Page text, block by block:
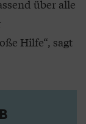
über alle
Hilfe“, sagt